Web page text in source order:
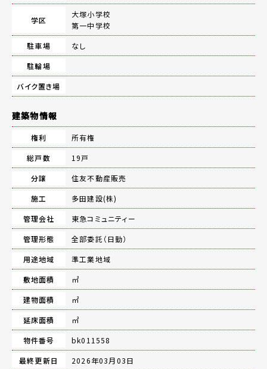
学区
大塚小学校
第一中学校
駐車場
なし
駐輪場
バイク置き場
建築物情報
権利
所有権
総戸数
19戸
分譲
住友不動産販売
施工
多田建設(株)
管理会社
東急コミュニティー
管理形態
全部委託（日勤）
用途地域
準工業地域
敷地面積
㎡
建物面積
㎡
延床面積
㎡
物件番号
bk011558
最終更新日
2026年03月03日